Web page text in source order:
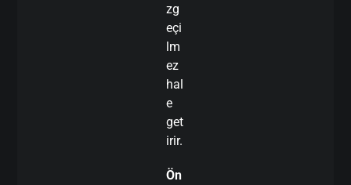
zg
eçi
lm
ez
hal
e
get
irir.
Ön